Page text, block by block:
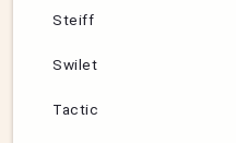
Steiff
Swilet
Tactic